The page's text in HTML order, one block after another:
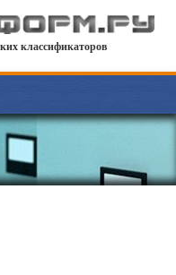
классификаторов